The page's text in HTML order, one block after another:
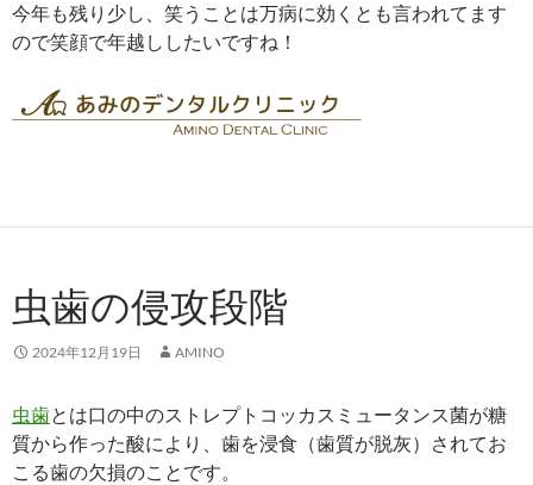
今年も残り少し、笑うことは万病に効くとも言われてます
ので笑顔で年越ししたいですね！
虫歯の侵攻段階
2024年12月19日 AMINO
虫歯とは口の中のストレプトコッカスミュータンス菌が糖
質から作った酸により、歯を浸食（歯質が脱灰）されてお
こる歯の欠損のことです。